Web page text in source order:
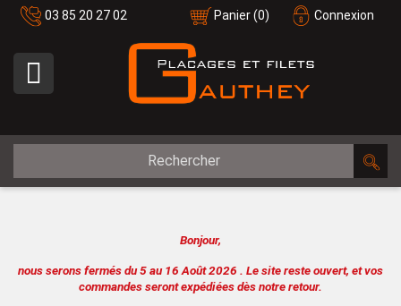
03 85 20 27 02 Connexion
Panier(0)

Bonjour,
nous serons fermés du 5 au 16 Août 2026 . Le site reste ouvert, et vos
commandes seront expédiées dès notre retour.